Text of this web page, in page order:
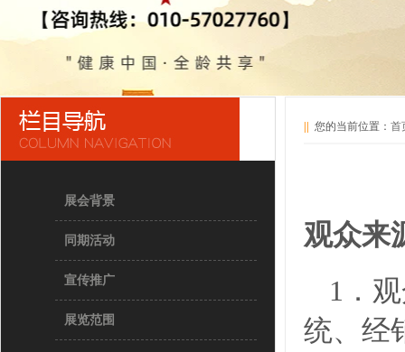
展会背景
同期活动
宣传推广
展览范围
您的当前位置： 首
观众来
1．
统、经